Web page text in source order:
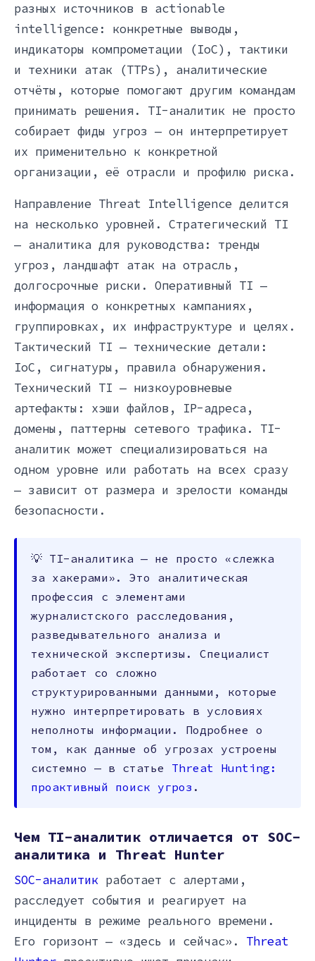
разных источников в actionable
intelligence: конкретные выводы,
индикаторы компрометации (IoC), тактики
и техники атак (TTPs), аналитические
отчёты, которые помогают другим командам
принимать решения. TI-аналитик не просто
собирает фиды угроз — он интерпретирует
их применительно к конкретной
организации, её отрасли и профилю риска.
Направление Threat Intelligence делится
на несколько уровней. Стратегический TI
— аналитика для руководства: тренды
угроз, ландшафт атак на отрасль,
долгосрочные риски. Оперативный TI —
информация о конкретных кампаниях,
группировках, их инфраструктуре и целях.
Тактический TI — технические детали:
IoC, сигнатуры, правила обнаружения.
Технический TI — низкоуровневые
артефакты: хэши файлов, IP-адреса,
домены, паттерны сетевого трафика. TI-
аналитик может специализироваться на
одном уровне или работать на всех сразу
— зависит от размера и зрелости команды
безопасности.
💡 TI-аналитика — не просто «слежка
за хакерами». Это аналитическая
профессия с элементами
журналистского расследования,
разведывательного анализа и
технической экспертизы. Специалист
работает со сложно
структурированными данными, которые
нужно интерпретировать в условиях
неполноты информации. Подробнее о
том, как данные об угрозах устроены
системно — в статье Threat Hunting:
проактивный поиск угроз .
Чем TI-аналитик отличается от SOC-
аналитика и Threat Hunter
SOC-аналитик работает с алертами,
расследует события и реагирует на
инциденты в режиме реального времени.
Его горизонт — «здесь и сейчас». Threat